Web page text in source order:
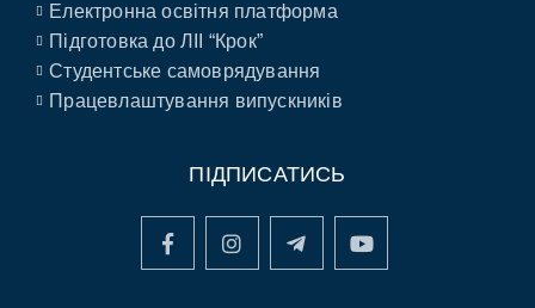
Електронна освітня платформа
Підготовка до ЛІІ “Крок”
Студентське самоврядування
Працевлаштування випускників
ПІДПИСАТИСЬ